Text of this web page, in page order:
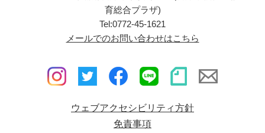
育総合プラザ)
Tel:0772-45-1621
メールでのお問い合わせはこちら
ウェブアクセシビリティ方針
免責事項